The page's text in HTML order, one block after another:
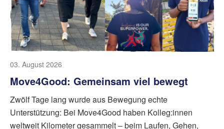
03. August 2026
Move4Good: Gemeinsam viel bewegt
Zwölf Tage lang wurde aus Bewegung echte
Unterstützung: Bei Move4Good haben Kolleg:innen
weltweit Kilometer gesammelt – beim Laufen, Gehen,